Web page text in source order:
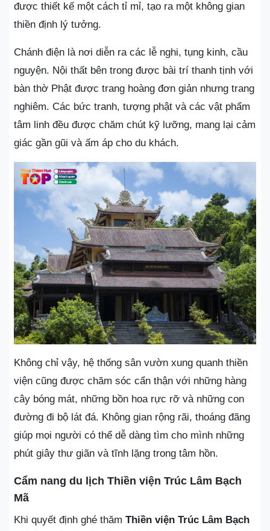
được thiết kế một cách tỉ mỉ, tạo ra một không gian
thiền định lý tưởng.
Chánh điện là nơi diễn ra các lễ nghi, tụng kinh, cầu
nguyện. Nội thất bên trong được bài trí thanh tịnh với
bàn thờ Phật được trang hoàng đơn giản nhưng trang
nghiêm. Các bức tranh, tượng phật và các vật phẩm
tâm linh đều được chăm chút kỹ lưỡng, mang lại cảm
giác gần gũi và ấm áp cho du khách.
Không chỉ vậy, hệ thống sân vườn xung quanh thiền
viện cũng được chăm sóc cẩn thận với những hàng
cây bóng mát, những bồn hoa rực rỡ và những con
đường đi bộ lát đá. Không gian rộng rãi, thoáng đãng
giúp mọi người có thể dễ dàng tìm cho mình những
phút giây thư giãn và tĩnh lặng trong tâm hồn.
Cẩm nang du lịch Thiền viện Trúc Lâm Bạch
Mã
Khi quyết định ghé thăm Thiền viện Trúc Lâm Bạch